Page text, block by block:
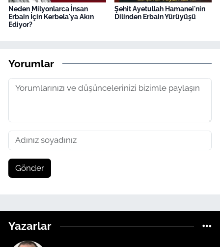
Neden Milyonlarca İnsan
Erbain İçin Kerbela'ya Akın
Ediyor?
Şehit Ayetullah Hamanei'nin
Dilinden Erbain Yürüyüşü
Yorumlar
Gönder
Yazarlar